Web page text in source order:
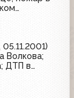
Волкова;
ДТП в